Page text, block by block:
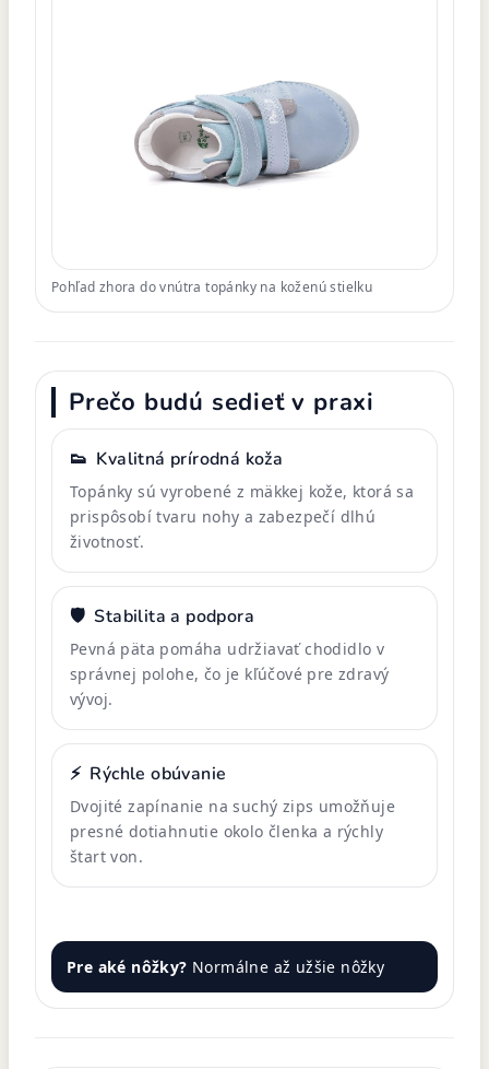
Pohľad zhora do vnútra topánky na koženú stielku
Prečo budú sedieť v praxi
👟 Kvalitná prírodná koža
Topánky sú vyrobené z mäkkej kože, ktorá sa
prispôsobí tvaru nohy a zabezpečí dlhú
životnosť.
🛡️ Stabilita a podpora
Pevná päta pomáha udržiavať chodidlo v
správnej polohe, čo je kľúčové pre zdravý
vývoj.
⚡ Rýchle obúvanie
Dvojité zapínanie na suchý zips umožňuje
presné dotiahnutie okolo členka a rýchly
štart von.
Pre aké nôžky? Normálne až užšie nôžky